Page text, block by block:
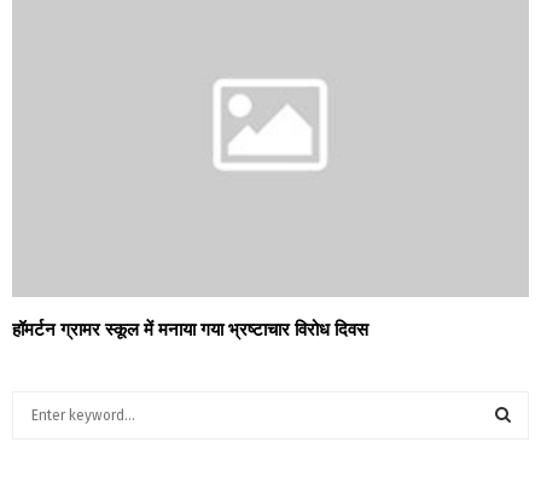
हॉमर्टन ग्रामर स्कूल में मनाया गया भ्रष्टाचार विरोध दिवस